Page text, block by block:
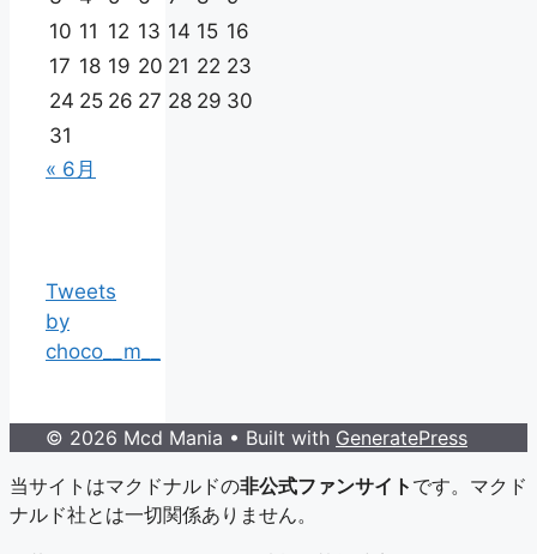
10 11 12 13 14 15 16
17 18 19 20 21 22 23
24 25 26 27 28 29 30
31
« 6月
Tweets
by
choco__m__
© 2026 Mcd Mania • Built with GeneratePress
当サイトはマクドナルドの非公式ファンサイト です。マクド
ナルド社とは一切関係ありません。